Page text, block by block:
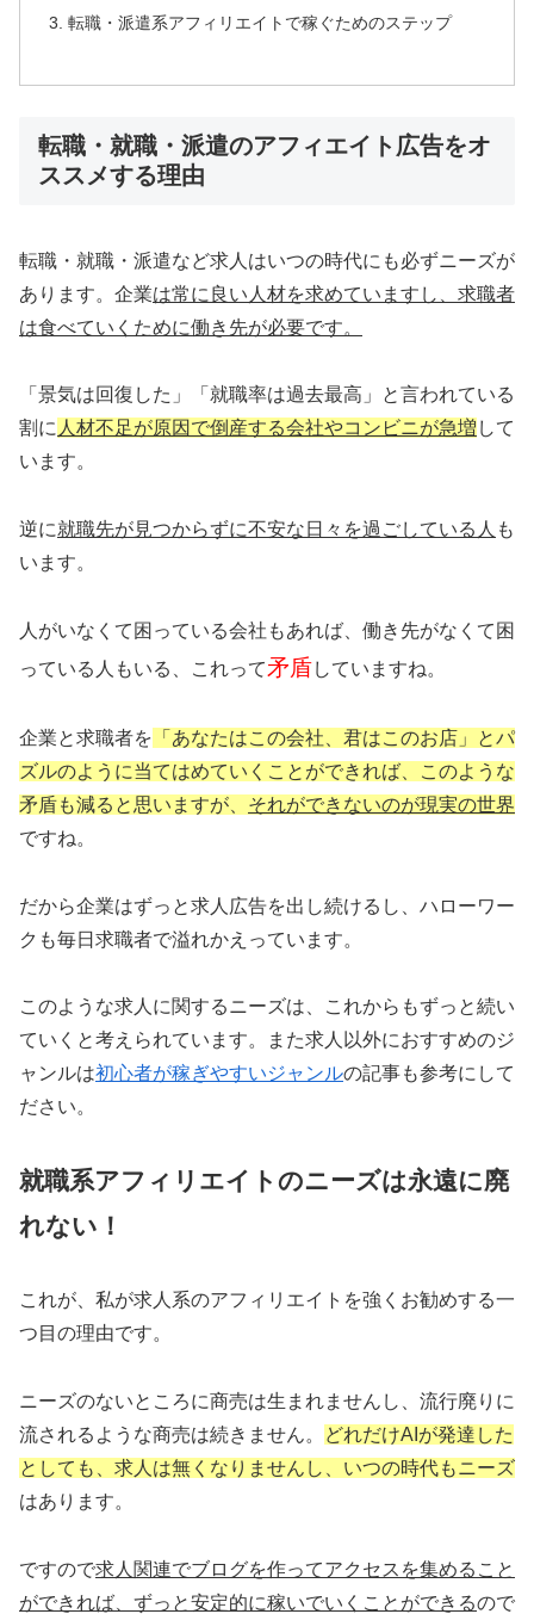
転職・派遣系アフィリエイトで稼ぐためのステップ
転職・就職・派遣のアフィエイト広告をオ
ススメする理由
転職・就職・派遣など求人はいつの時代にも必ずニーズが
あります。企業は常に良い人材を求めていますし、求職者
は食べていくために働き先が必要です。
「景気は回復した」「就職率は過去最高」と言われている
割に 人材不足が原因で倒産する会社やコンビニが急増 して
います。
逆に就職先が見つからずに不安な日々を過ごしている人 も
います。
人がいなくて困っている会社もあれば、働き先がなくて困
っている人もいる、これって矛盾していますね。
企業と求職者を 「あなたはこの会社、君はこのお店」とパ
ズルのように当てはめていくことができれば、このような
矛盾も減ると思いますが、 それができないのが現実の世界
ですね。
だから企業はずっと求人広告を出し続けるし、ハローワー
クも毎日求職者で溢れかえっています。
このような求人に関するニーズは、これからもずっと続い
ていくと考えられています。また求人以外におすすめのジ
ャンルは初心者が稼ぎやすいジャンルの記事も参考にして
ださい。
就職系アフィリエイトのニーズは永遠に廃
れない！
これが、私が求人系のアフィリエイトを強くお勧めする一
つ目の理由です。
ニーズのないところに商売は生まれませんし、流行廃りに
流されるような商売は続きません。
どれだけAIが発達した
としても、求人は無くなりませんし、いつの時代もニーズ
はあります。
ですので求人関連でブログを作ってアクセスを集めること
ができれば、ずっと安定的に稼いでいくことができるので